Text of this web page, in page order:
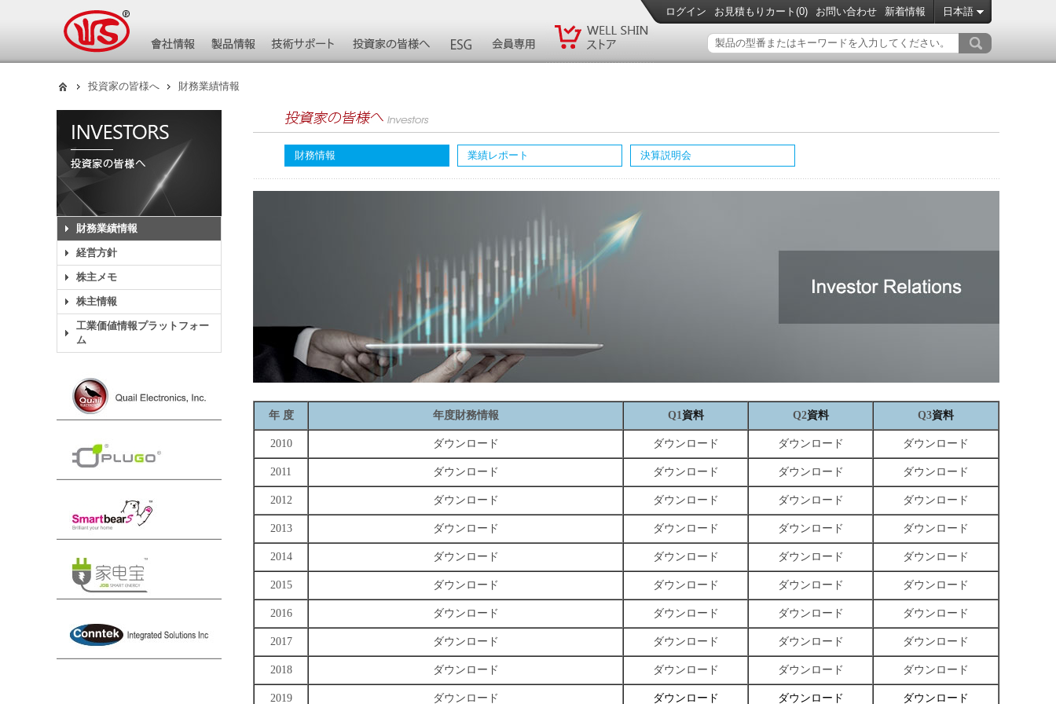
ログイン お見積もりカート(0) お問い合わせ 新着情報 日本語
投資家の皆様へ 財務業績情報
財務業績情報
経営方針
株主メモ
株主情報
工業価値情報プラットフォー
ム
財務情報 業績レポート 決算説明会
年 度 年度財務情報 Q1資料 Q2資料 Q3資料
2010 ダウンロード ダウンロード ダウンロード ダウンロード
2011 ダウンロード ダウンロード ダウンロード ダウンロード
2012 ダウンロード ダウンロード ダウンロード ダウンロード
2013 ダウンロード ダウンロード ダウンロード ダウンロード
2014 ダウンロード ダウンロード ダウンロード ダウンロード
2015 ダウンロード ダウンロード ダウンロード ダウンロード
2016 ダウンロード ダウンロード ダウンロード ダウンロード
2017 ダウンロード ダウンロード ダウンロード ダウンロード
2018 ダウンロード ダウンロード ダウンロード ダウンロード
2019 ダウンロード ダウンロード ダウンロード ダウンロード